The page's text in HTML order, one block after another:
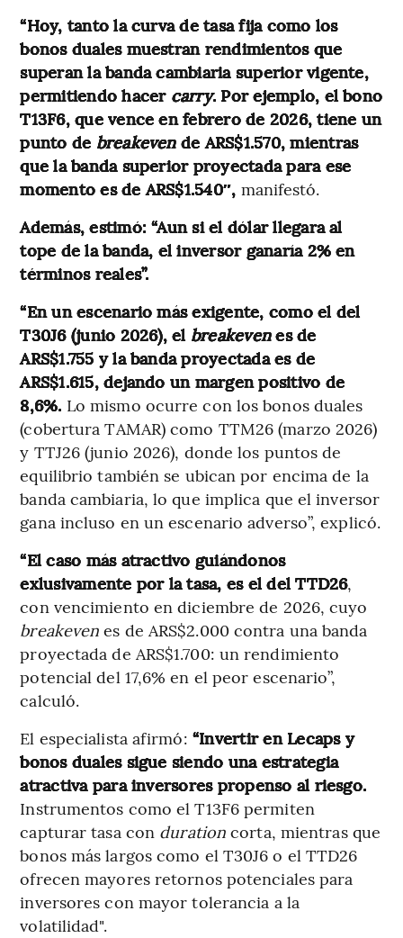
“Hoy, tanto la curva de tasa fija como los
bonos duales muestran rendimientos que
superan la banda cambiaria superior vigente,
permitiendo hacer carry. Por ejemplo, el bono
T13F6, que vence en febrero de 2026, tiene un
punto de breakeven de ARS$1.570, mientras
que la banda superior proyectada para ese
momento es de ARS$1.540″, manifestó.
Además, estimó: “Aun si el dólar llegara al
tope de la banda, el inversor ganaría 2% en
términos reales”.
“En un escenario más exigente, como el del
T30J6 (junio 2026), el breakevenes de
ARS$1.755 y la banda proyectada es de
ARS$1.615, dejando un margen positivo de
8,6%. Lo mismo ocurre con los bonos duales
(cobertura TAMAR) como TTM26 (marzo 2026)
y TTJ26 (junio 2026), donde los puntos de
equilibrio también se ubican por encima de la
banda cambiaria, lo que implica que el inversor
gana incluso en un escenario adverso”, explicó.
“El caso más atractivo guiándonos
exlusivamente por la tasa, es el del TTD26,
con vencimiento en diciembre de 2026, cuyo
breakeven es de ARS$2.000 contra una banda
proyectada de ARS$1.700: un rendimiento
potencial del 17,6% en el peor escenario”,
calculó.
El especialista afirmó: “Invertir en Lecaps y
bonos duales sigue siendo una estrategia
atractiva para inversores propenso al riesgo.
Instrumentos como el T13F6 permiten
capturar tasa con durationcorta, mientras que
bonos más largos como el T30J6 o el TTD26
ofrecen mayores retornos potenciales para
inversores con mayor tolerancia a la
volatilidad".